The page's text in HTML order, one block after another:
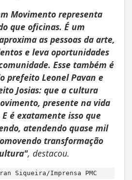
Movimento representa
que oficinas. É um
as pessoas da arte,
e leva oportunidades
Esse também é
prefeito Leonel Pavan e
Josias: que a cultura
presente na vida
E é exatamente isso que
atendendo quase mil
transformação
, destacou.
Siqueira/Imprensa PMC